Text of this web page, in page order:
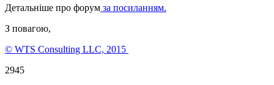
Детальніше про форум за посиланням.
З повагою,
© WTS Consulting LLC, 2015
2945